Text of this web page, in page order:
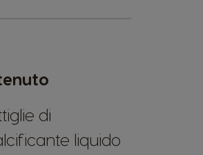
di
liquido